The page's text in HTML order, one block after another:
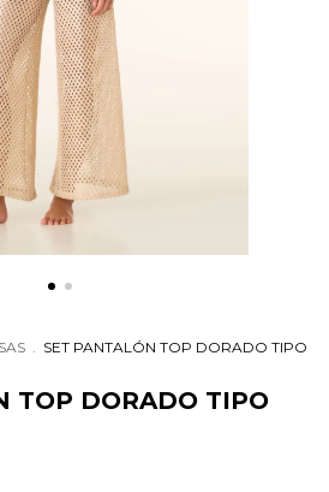
SET PANTALÓN TOP DORADO TIPO
TOP DORADO TIPO